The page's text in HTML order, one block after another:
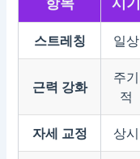
스트레칭 일상
근력 강화
주기
적
자세 교정 상시